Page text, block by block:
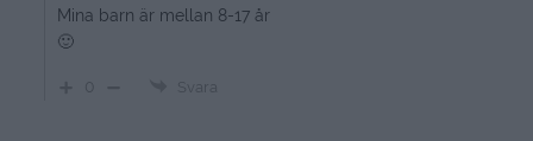
Mina barn är mellan 8-17 år
🙂
Svara